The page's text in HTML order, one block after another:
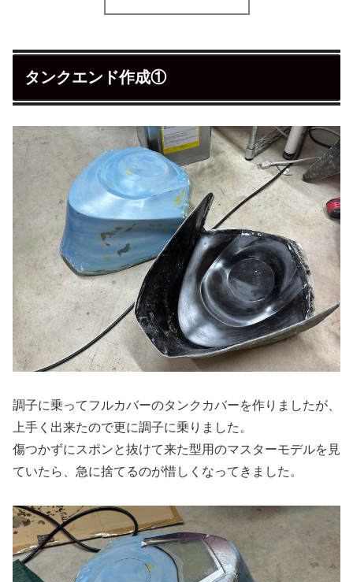
タンクエンド作成①
調子に乗ってフルカバーのタンクカバーを作りましたが、
上手く出来たので更に調子に乗りました。
傷つかずにスポンと抜けて来た型用のマスターモデルを見
ていたら、急に捨てるのが惜しくなってきました。